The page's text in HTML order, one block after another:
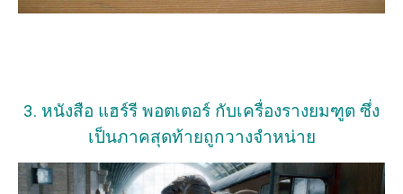
3. หนังสือ แฮร์รี พอตเตอร์ กับเครื่องรางยมฑูต ซึ่ง
เป็นภาคสุดท้ายถูกวางจำหน่าย